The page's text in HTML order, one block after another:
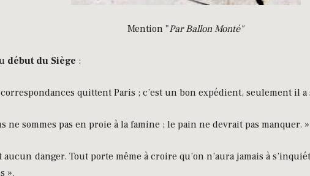
Mention "Par Ballon Monté"
début du Siège :
quittent Paris ; c’est un bon expédient, seulement il
sommes pas en proie à la famine ; le pain ne devrait pas manquer. »
danger. Tout porte même à croire qu’on n’aura jamais à
».